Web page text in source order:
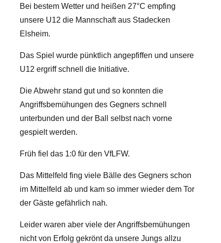
Bei bestem Wetter und heißen 27°C empfing
unsere U12 die Mannschaft aus Stadecken
Elsheim.
Das Spiel wurde pünktlich angepfiffen und unsere
U12 ergriff schnell die Initiative.
Die Abwehr stand gut und so konnten die
Angriffsbemühungen des Gegners schnell
unterbunden und der Ball selbst nach vorne
gespielt werden.
Früh fiel das 1:0 für den VfLFW.
Das Mittelfeld fing viele Bälle des Gegners schon
im Mittelfeld ab und kam so immer wieder dem Tor
der Gäste gefährlich nah.
Leider waren aber viele der Angriffsbemühungen
nicht von Erfolg gekrönt da unsere Jungs allzu